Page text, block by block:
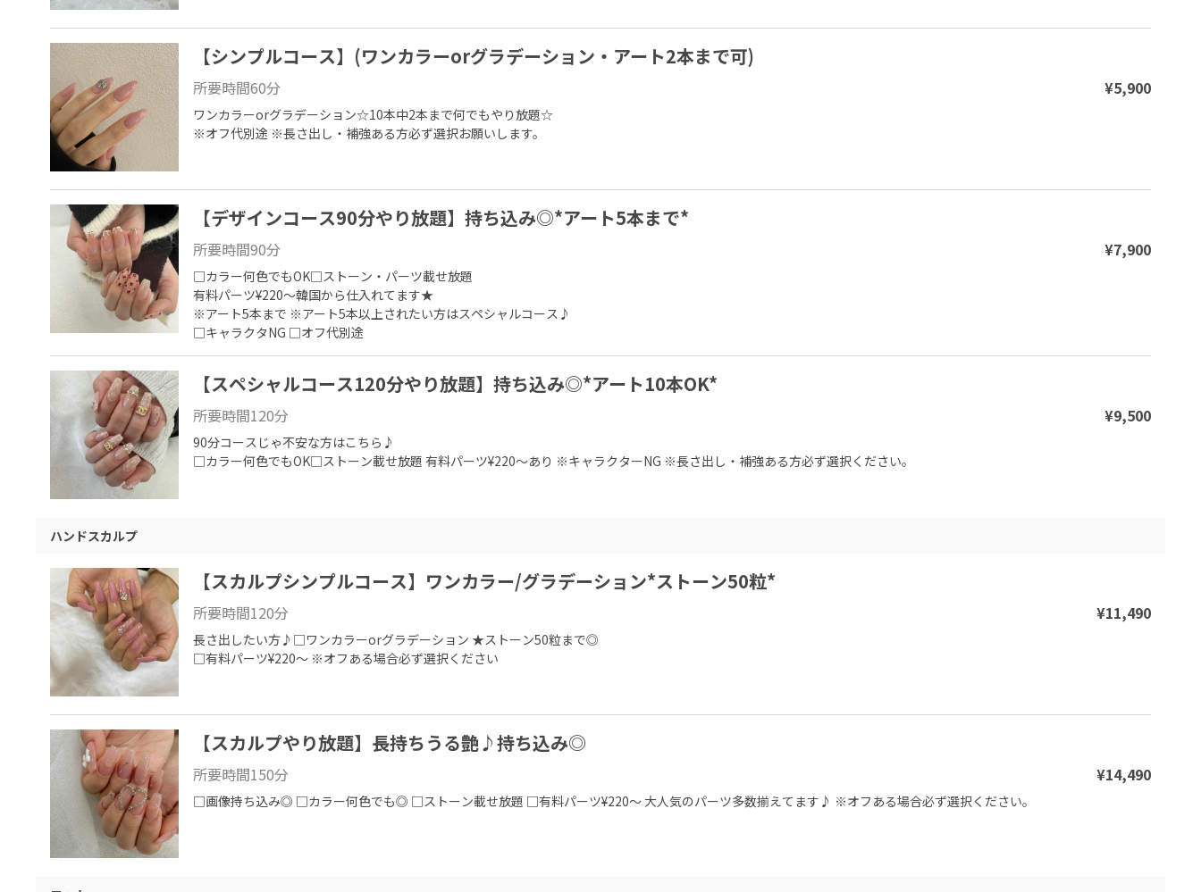
【シンプルコース】(ワンカラーorグラデーション・アート2本まで可)
所要時間60分 ¥5,900
ワンカラーorグラデーション☆10本中2本まで何でもやり放題☆
※オフ代別途 ※長さ出し・補強ある方必ず選択お願いします。
【デザインコース90分やり放題】持ち込み◎*アート5本まで*
所要時間90分 ¥7,900
□カラー何色でもOK□ストーン・パーツ載せ放題
有料パーツ¥220～韓国から仕入れてます★
※アート5本まで ※アート5本以上されたい方はスペシャルコース♪
□キャラクタNG □オフ代別途
【スペシャルコース120分やり放題】持ち込み◎*アート10本OK*
所要時間120分 ¥9,500
90分コースじゃ不安な方はこちら♪
□カラー何色でもOK□ストーン載せ放題 有料パーツ¥220～あり ※キャラクターNG ※長さ出し・補強ある方必ず選択ください。
ハンドスカルプ
【スカルプシンプルコース】ワンカラー/グラデーション*ストーン50粒*
所要時間120分 ¥11,490
長さ出したい方♪□ワンカラーorグラデーション ★ストーン50粒まで◎
□有料パーツ¥220～ ※オフある場合必ず選択ください
【スカルプやり放題】長持ちうる艶♪持ち込み◎
所要時間150分 ¥14,490
□画像持ち込み◎ □カラー何色でも◎ □ストーン載せ放題 □有料パーツ¥220～ 大人気のパーツ多数揃えてます♪ ※オフある場合必ず選択ください。